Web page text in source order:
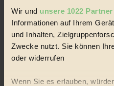
Wir und unsere 1022 Partner
Informationen auf Ihrem
und Inhalten,
Zwecke nutzt. Sie können
oder widerrufen
Wenn Sie es erlauben,